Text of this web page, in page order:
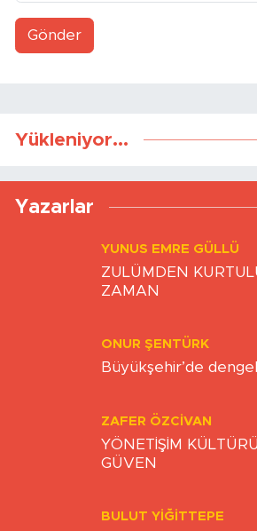
Gönder
Yükleniyor...
Yazarlar
YUNUS EMRE GÜLLÜ
ZULÜMDEN
ZAMAN
ONUR ŞENTÜRK
Büyükşehir’de
ZAFER ÖZCIVAN
YÖNETİŞİM
GÜVEN
BULUT YİĞİTTEPE